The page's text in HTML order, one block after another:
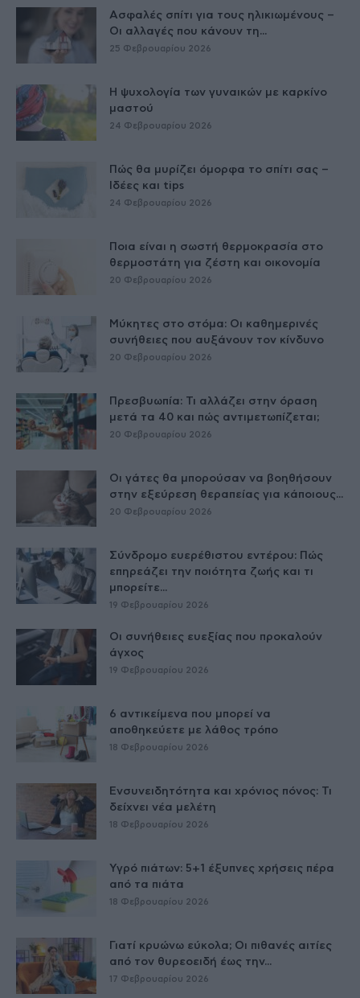
Ασφαλές σπίτι για τους ηλικιωμένους –
Οι αλλαγές που κάνουν τη...
25 Φεβρουαρίου 2026
Η ψυχολογία των γυναικών με καρκίνο
μαστού
24 Φεβρουαρίου 2026
Πώς θα μυρίζει όμορφα το σπίτι σας –
Ιδέες και tips
24 Φεβρουαρίου 2026
Ποια είναι η σωστή θερμοκρασία στο
θερμοστάτη για ζέστη και οικονομία
20 Φεβρουαρίου 2026
Μύκητες στο στόμα: Οι καθημερινές
συνήθειες που αυξάνουν τον κίνδυνο
20 Φεβρουαρίου 2026
Πρεσβυωπία: Τι αλλάζει στην όραση
μετά τα 40 και πώς αντιμετωπίζεται;
20 Φεβρουαρίου 2026
Οι γάτες θα μπορούσαν να βοηθήσουν
στην εξεύρεση θεραπείας για κάποιους...
20 Φεβρουαρίου 2026
Σύνδρομο ευερέθιστου εντέρου: Πώς
επηρεάζει την ποιότητα ζωής και τι
μπορείτε...
19 Φεβρουαρίου 2026
Οι συνήθειες ευεξίας που προκαλούν
άγχος
19 Φεβρουαρίου 2026
6 αντικείμενα που μπορεί να
αποθηκεύετε με λάθος τρόπο
18 Φεβρουαρίου 2026
Ενσυνειδητότητα και χρόνιος πόνος: Τι
δείχνει νέα μελέτη
18 Φεβρουαρίου 2026
Υγρό πιάτων: 5+1 έξυπνες χρήσεις πέρα
από τα πιάτα
18 Φεβρουαρίου 2026
Γιατί κρυώνω εύκολα; Οι πιθανές αιτίες
από τον θυρεοειδή έως την...
17 Φεβρουαρίου 2026